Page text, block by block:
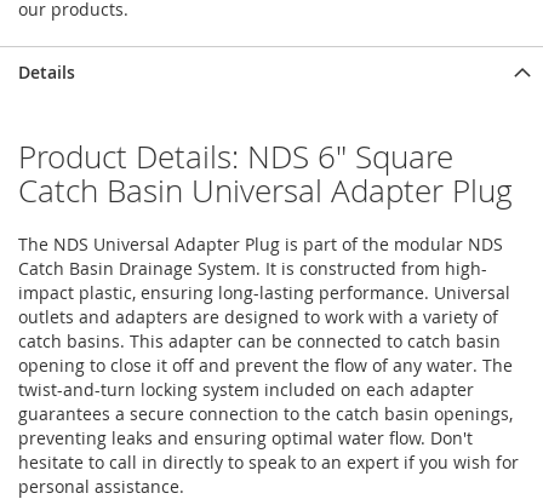
our products.
Details
Product Details: NDS 6" Square
Catch Basin Universal Adapter Plug
The NDS Universal Adapter Plug is part of the modular NDS
Catch Basin Drainage System. It is constructed from high-
impact plastic, ensuring long-lasting performance. Universal
outlets and adapters are designed to work with a variety of
catch basins. This adapter can be connected to catch basin
opening to close it off and prevent the flow of any water. The
twist-and-turn locking system included on each adapter
guarantees a secure connection to the catch basin openings,
preventing leaks and ensuring optimal water flow. Don't
hesitate to call in directly to speak to an expert if you wish for
personal assistance.